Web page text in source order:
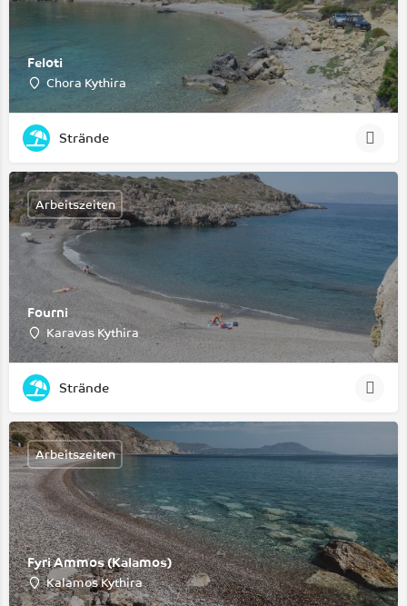
Feloti
Chora Kythira
Strände
Fourni
Karavas Kythira
Arbeitszeiten
Strände
Fyri Ammos (Kalamos)
Kalamos Kythira
Arbeitszeiten